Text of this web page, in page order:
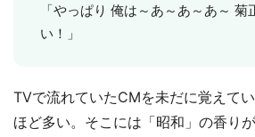
「やっぱり 俺は～あ～あ～あ～ 菊
い！」
TVで流れていたCMを未だに覚えて
ほど多い。そこには「昭和」の香り